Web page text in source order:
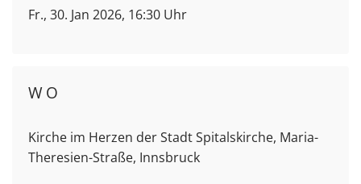
Fr., 30. Jan 2026, 16:30 Uhr
WO
Kirche im Herzen der Stadt Spitalskirche, Maria-
Theresien-Straße, Innsbruck